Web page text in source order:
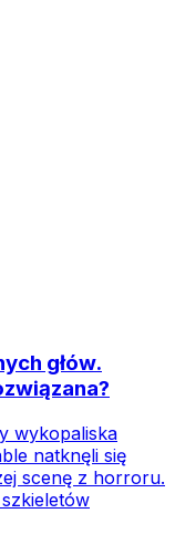
głów.
wykopaliska
natknęli się
scenę z horroru.